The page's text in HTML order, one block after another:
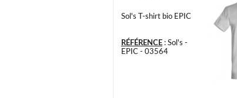
Sol's T-shirt bio EPIC
RÉFÉRENCE: Sol's -
EPIC - 03564